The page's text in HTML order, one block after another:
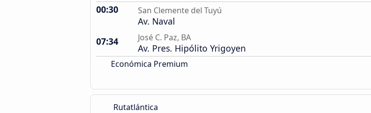
00:30 San Clemente del Tuyú
Av. Naval
07:34
José C. Paz, BA
Av. Pres. Hipólito Yrigoyen
Económica Premium
Rutatlántica